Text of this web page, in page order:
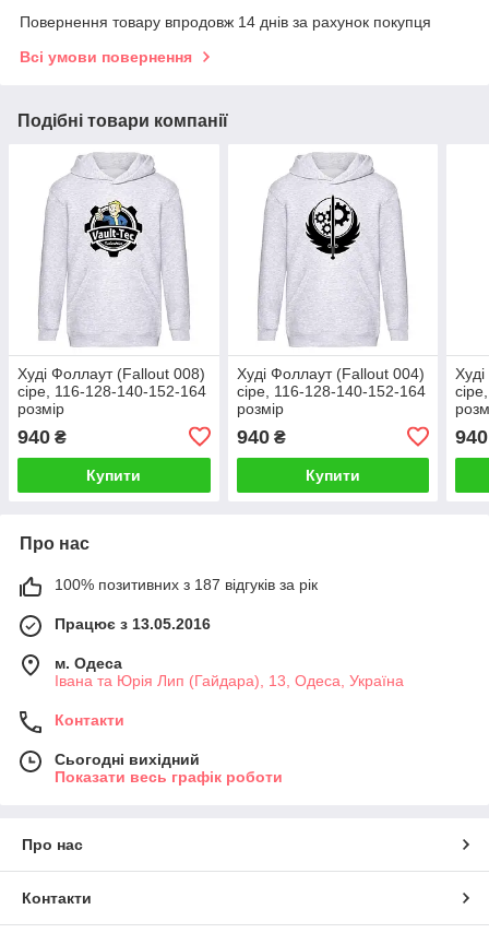
Повернення товару впродовж 14 днів за рахунок покупця
Всі умови повернення
Подібні товари компанії
Худі Фоллаут (Fallout 008)
сіре, 116-128-140-152-164
розмір
940 ₴
Купити
Худі Фоллаут (Fallout 004)
сіре, 116-128-140-152-164
розмір
940₴
Купити
940
Про нас
100% позитивних з 187 відгуків за рік
Працює з 13.05.2016
м. Одеса
Івана та Юрія Лип (Гайдара), 13, Одеса, Україна
Контакти
Сьогодні вихідний
Показати весь графік роботи
Про нас
Контакти